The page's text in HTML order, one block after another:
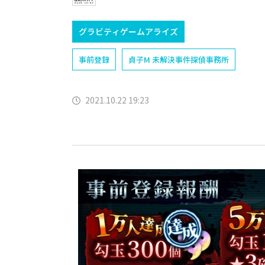
グラビティゲームアライズ
事前登録 貞子M 未解決事件探偵事務所
2021.10.22 19:23